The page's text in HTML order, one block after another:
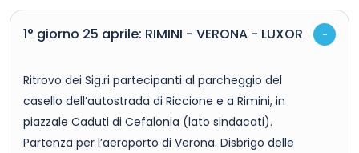
1° giorno 25 aprile: RIMINI - VERONA - LUXOR
Ritrovo dei Sig.ri partecipanti al parcheggio del
casello dell’autostrada di Riccione e a Rimini, in
piazzale Caduti di Cefalonia (lato sindacati).
Partenza per l’aeroporto di Verona. Disbrigo delle